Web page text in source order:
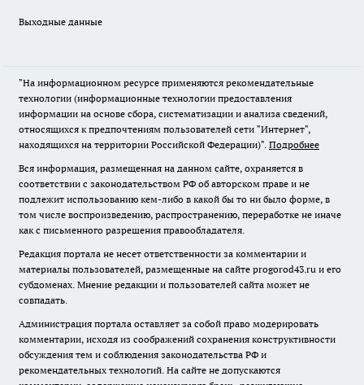
Выходные данные
"На информационном ресурсе применяются рекомендательные
технологии (информационные технологии предоставления
информации на основе сбора, систематизации и анализа сведений,
относящихся к предпочтениям пользователей сети "Интернет",
находящихся на территории Российской Федерации)". Подробнее
Вся информация, размещенная на данном сайте, охраняется в
соответствии с законодательством РФ об авторском праве и не
подлежит использованию кем-либо в какой бы то ни было форме, в
том числе воспроизведению, распространению, переработке не иначе
как с письменного разрешения правообладателя.
Редакция портала не несет ответственности за комментарии и
материалы пользователей, размещенные на сайте progorod43.ru и его
субдоменах. Мнение редакции и пользователей сайта может не
совпадать.
Администрация портала оставляет за собой право модерировать
комментарии, исходя из соображений сохранения конструктивности
обсуждения тем и соблюдения законодательства РФ и
рекомендательных технологий. На сайте не допускаются